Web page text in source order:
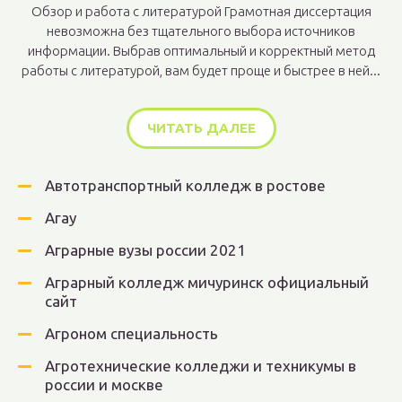
Обзор и работа с литературой Грамотная диссертация
невозможна без тщательного выбора источников
информации. Выбрав оптимальный и корректный метод
работы с литературой, вам будет проще и быстрее в ней...
ЧИТАТЬ ДАЛЕЕ
Автотранспортный колледж в ростове
Агау
Аграрные вузы россии 2021
Аграрный колледж мичуринск официальный
сайт
Агроном специальность
Агротехнические колледжи и техникумы в
россии и москве